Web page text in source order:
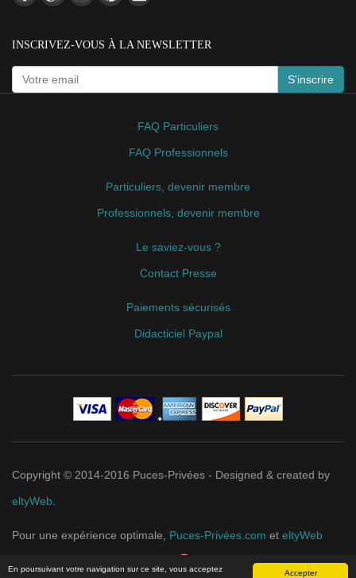
Accepter
En poursuivant votre navigation sur ce site, vous acceptez
INSCRIVEZ-VOUS À LA NEWSLETTER
S'inscrire
FAQ Particuliers
FAQ Professionnels
Particuliers, devenir membre
Professionnels, devenir membre
Le saviez-vous ?
Contact Presse
Paiements sécurisés
Didacticiel Paypal
Copyright © 2014-2016 Puces-Privées - Designed & created by
eltyWeb
Pour une expérience optimale, Puces-Privées.com et eltyWeb